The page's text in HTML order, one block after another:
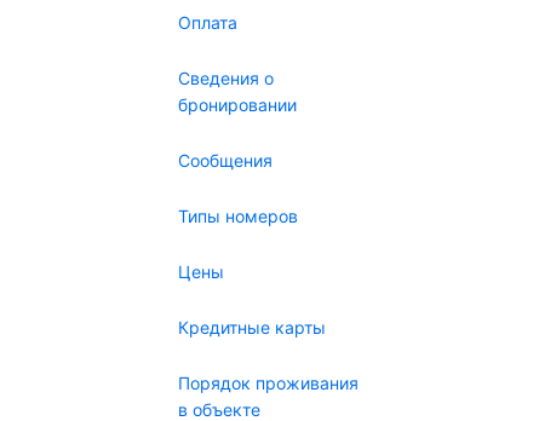
Оплата
Сведения о
бронировании
Сообщения
Типы номеров
Цены
Кредитные карты
Порядок проживания
в объекте